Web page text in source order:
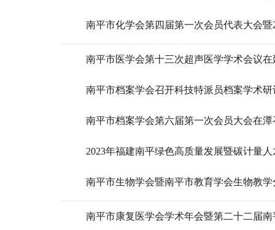
南平市化学会第四届第一次会员代表大会
南平市医学会第十三次超声医学学术会议在
南平市档案学会召开科技特派员档案学术
南平市档案学会第六届第一次会员大会在潭
2023年福建南平绿色高质量发展暨碳计量
南平市生物学会暨南平市教育学会生物教
南平市康复医学会学术年会暨第二十二届